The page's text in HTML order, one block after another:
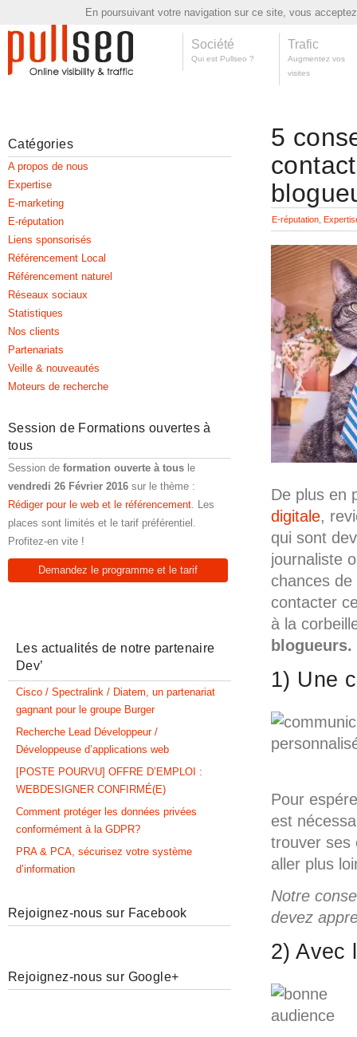
Société
Qui est Pullseo ?
Trafic
Augmentez vos
visites
5
E-réputation
De plus en
digitale,
qui sont
journaliste
chances
contacter
à la
blogueurs.
1) Une
Pour
est
trouver ses
aller plus
Notre
devez
2) Avec
Catégories
A propos de nous
Expertise
E-marketing
E-réputation
Liens sponsorisés
Référencement Local
Référencement naturel
Réseaux sociaux
Statistiques
Nos clients
Partenariats
Veille & nouveautés
Moteurs de recherche
Session de Formations ouvertes à
tous
Session de formation ouverte à tous le
vendredi 26 Février 2016 sur le thème :
Rédiger pour le web et le référencement. Les
places sont limités et le tarif préférentiel.
Profitez-en vite !
Demandez le programme et le tarif
Les actualités de notre partenaire
Dev’
Cisco / Spectralink / Diatem, un partenariat
gagnant pour le groupe Burger
Recherche Lead Développeur /
Développeuse d’applications web
[POSTE POURVU] OFFRE D’EMPLOI :
WEBDESIGNER CONFIRMÉ(E)
Comment protéger les données privées
conformément à la GDPR?
PRA & PCA, sécurisez votre système
d’information
Rejoignez-nous sur Facebook
Rejoignez-nous sur Google+
En poursuivant votre navigation sur ce site, vous